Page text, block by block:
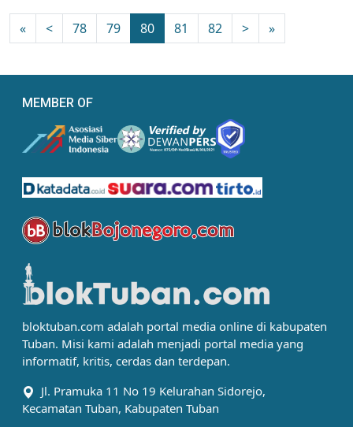
« < 78 79 80 81 82 > »
MEMBER OF
bloktuban.com adalah portal media online di kabupaten
Tuban. Misi kami adalah menjadi portal media yang
informatif, kritis, cerdas dan terdepan.
Jl. Pramuka 11 No 19 Kelurahan Sidorejo,
Kecamatan Tuban, Kabupaten Tuban